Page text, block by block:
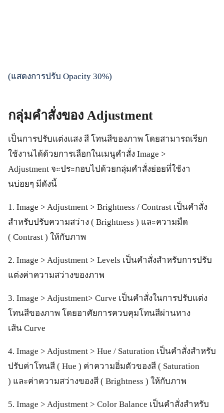
(แสดงการปรับ Opacity 30%)
กลุ่มคำสั่งของ Adjustment
เป็นการปรับแต่งแสง สี โทนสีของภาพ โดยสามารถเรียก
ใช้งานได้ด้วยการเลือกในเมนูคำสั่ง Image >
Adjustment จะประกอบไปด้วยกลุ่มคำสั่งย่อยที่ใช้งา
นบ่อยๆ มีดังนี้
1. Image > Adjustment > Brightness / Contrast เป็นคำสั่ง
สำหรับปรับความสว่าง ( Brightness ) และความมืด
( Contrast ) ให้กับภาพ
2. Image > Adjustment > Levels เป็นคำสั่งสำหรับการปรับ
แต่งค่าความสว่างของภาพ
3. Image > Adjustment> Curve เป็นคำสั่งในการปรับแต่ง
โทนสีของภาพ โดยอาศัยการควบคุมโทนสีผ่านทาง
เส้น Curve
4. Image > Adjustment > Hue / Saturation เป็นคำสั่งสำหรับ
ปรับค่าโทนสี ( Hue ) ค่าความอิ่มตัวของสี ( Saturation
) และค่าความสว่างของสี ( Brightness ) ให้กับภาพ
5. Image > Adjustment > Color Balance เป็นคำสั่งสำหรับ